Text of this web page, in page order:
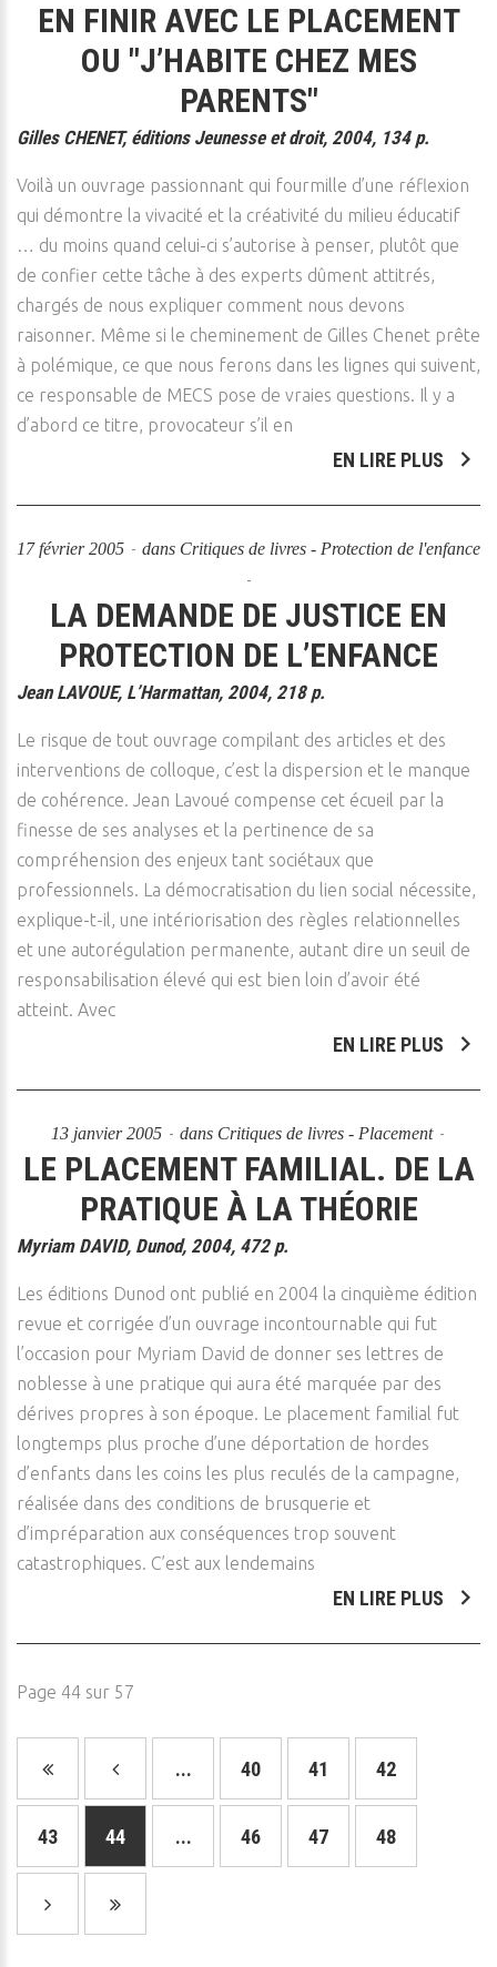
EN FINIR AVEC LE PLACEMENT
OU "J’HABITE CHEZ MES
PARENTS"
Gilles CHENET, éditions Jeunesse et droit, 2004, 134 p.
Voilà un ouvrage passionnant qui fourmille d’une réflexion
qui démontre la vivacité et la créativité du milieu éducatif
… du moins quand celui-ci s’autorise à penser, plutôt que
de confier cette tâche à des experts dûment attitrés,
chargés de nous expliquer comment nous devons
raisonner. Même si le cheminement de Gilles Chenet prête
à polémique, ce que nous ferons dans les lignes qui suivent,
ce responsable de MECS pose de vraies questions. Il y a
d’abord ce titre, provocateur s’il en
EN LIRE PLUS
17 février 2005 dans Critiques de livres - Protection de l'enfance
LA DEMANDE DE JUSTICE EN
PROTECTION DE L’ENFANCE
Jean LAVOUE, L’Harmattan, 2004, 218 p.
Le risque de tout ouvrage compilant des articles et des
interventions de colloque, c’est la dispersion et le manque
de cohérence. Jean Lavoué compense cet écueil par la
finesse de ses analyses et la pertinence de sa
compréhension des enjeux tant sociétaux que
professionnels. La démocratisation du lien social nécessite,
explique-t-il, une intériorisation des règles relationnelles
et une autorégulation permanente, autant dire un seuil de
responsabilisation élevé qui est bien loin d’avoir été
atteint. Avec
EN LIRE PLUS
13 janvier 2005 dans Critiques de livres - Placement
LE PLACEMENT FAMILIAL. DE LA
PRATIQUE À LA THÉORIE
Myriam DAVID, Dunod, 2004, 472 p.
Les éditions Dunod ont publié en 2004 la cinquième édition
revue et corrigée d’un ouvrage incontournable qui fut
l’occasion pour Myriam David de donner ses lettres de
noblesse à une pratique qui aura été marquée par des
dérives propres à son époque. Le placement familial fut
longtemps plus proche d’une déportation de hordes
d’enfants dans les coins les plus reculés de la campagne,
réalisée dans des conditions de brusquerie et
d’impréparation aux conséquences trop souvent
catastrophiques. C’est aux lendemains
EN LIRE PLUS
Page 44 sur 57
... 40 41 42
43 44 ... 46 47 48